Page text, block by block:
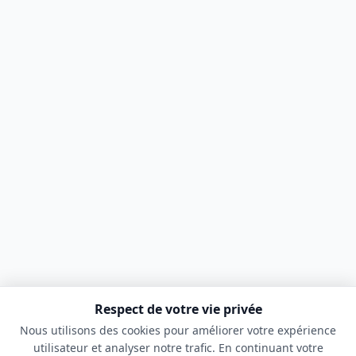
Respect de votre vie privée
Nous utilisons des cookies pour améliorer votre expérience
utilisateur et analyser notre trafic. En continuant votre